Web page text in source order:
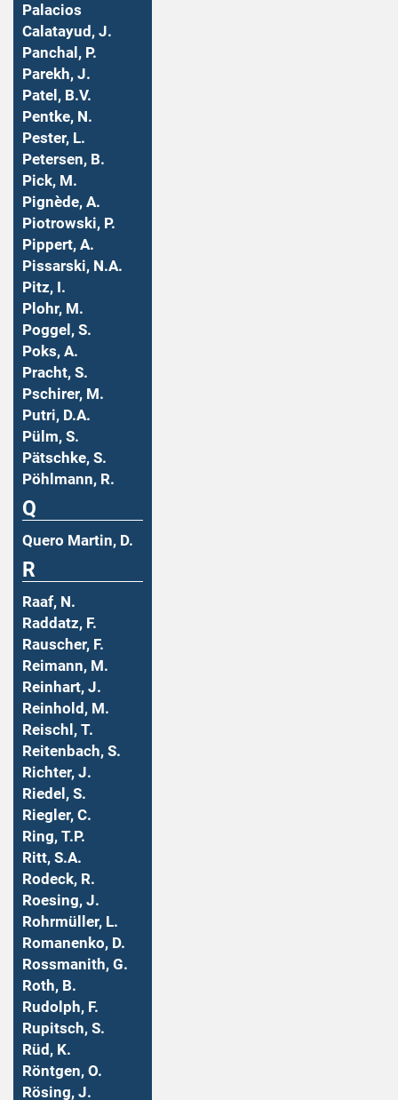
Palacios
Calatayud, J.
Panchal, P.
Parekh, J.
Patel, B.V.
Pentke, N.
Pester, L.
Petersen, B.
Pick, M.
Pignède, A.
Piotrowski, P.
Pippert, A.
Pissarski, N.A.
Pitz, I.
Plohr, M.
Poggel, S.
Poks, A.
Pracht, S.
Pschirer, M.
Putri, D.A.
Pülm, S.
Pätschke, S.
Pöhlmann, R.
Q
Quero Martin, D.
R
Raaf, N.
Raddatz, F.
Rauscher, F.
Reimann, M.
Reinhart, J.
Reinhold, M.
Reischl, T.
Reitenbach, S.
Richter, J.
Riedel, S.
Riegler, C.
Ring, T.P.
Ritt, S.A.
Rodeck, R.
Roesing, J.
Rohrmüller, L.
Romanenko, D.
Rossmanith, G.
Roth, B.
Rudolph, F.
Rupitsch, S.
Rüd, K.
Röntgen, O.
Rösing, J.